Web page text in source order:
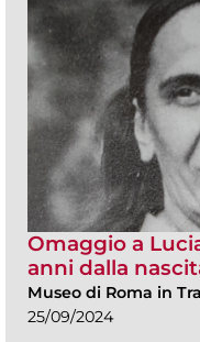
Omaggio a
anni dalla
Museo di Roma in
25/09/2024